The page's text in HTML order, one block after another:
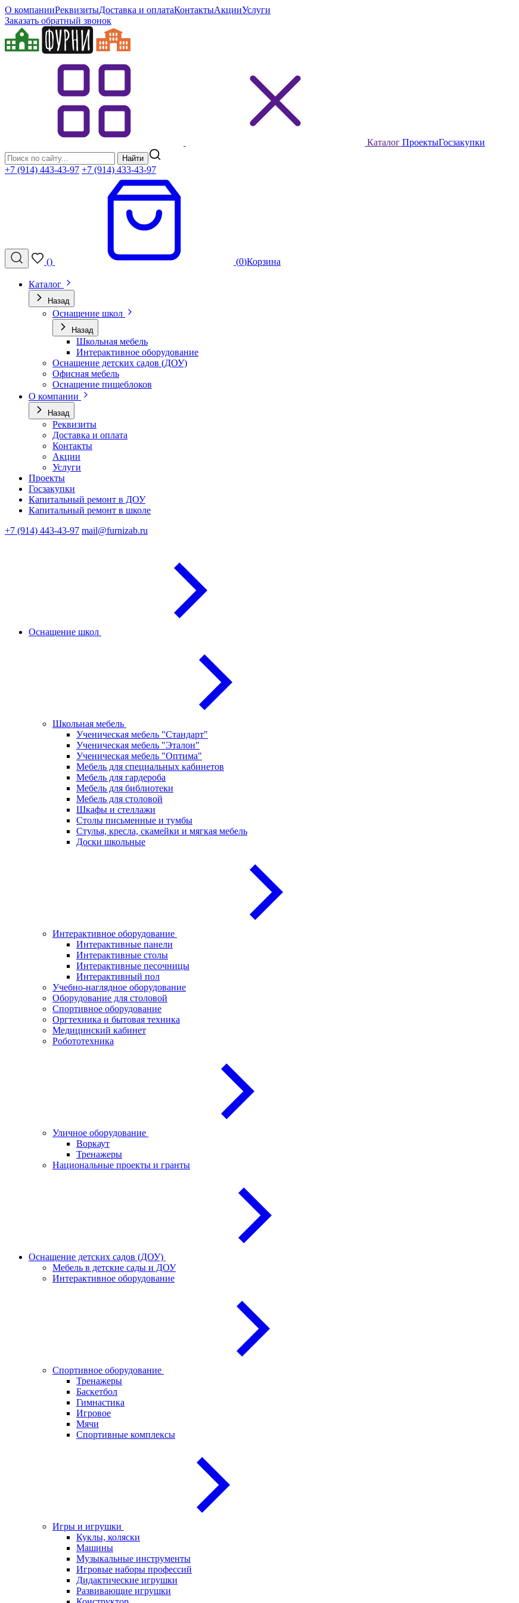
О компанииРеквизитыДоставка и оплатаКонтактыАкцииУслуги
Заказать обратный звонок
Каталог ПроектыГосзакупки
Найти
+7 (914) 443-43-97 +7 (914) 433-43-97
() (0)Корзина
Каталог
Назад
Оснащение школ
Назад
Школьная мебель
Интерактивное оборудование
Оснащение детских садов (ДОУ)
Офисная мебель
Оснащение пищеблоков
О компании
Назад
Реквизиты
Доставка и оплата
Контакты
Акции
Услуги
Проекты
Госзакупки
Капитальный ремонт в ДОУ
Капитальный ремонт в школе
+7 (914) 443-43-97 mail@furnizab.ru
Оснащение школ
Школьная мебель
Ученическая мебель "Стандарт"
Ученическая мебель "Эталон"
Ученическая мебель "Оптима"
Мебель для специальных кабинетов
Мебель для гардероба
Мебель для библиотеки
Мебель для столовой
Шкафы и стеллажи
Столы письменные и тумбы
Стулья, кресла, скамейки и мягкая мебель
Доски школьные
Интерактивное оборудование
Интерактивные панели
Интерактивные столы
Интерактивные песочницы
Интерактивный пол
Учебно-наглядное оборудование
Оборудование для столовой
Спортивное оборудование
Оргтехника и бытовая техника
Медицинский кабинет
Робототехника
Уличное оборудование
Воркаут
Тренажеры
Национальные проекты и гранты
Оснащение детских садов (ДОУ)
Мебель в детские сады и ДОУ
Интерактивное оборудование
Спортивное оборудование
Тренажеры
Баскетбол
Гимнастика
Игровое
Мячи
Спортивные комплексы
Игры и игрушки
Куклы, коляски
Машины
Музыкальные инструменты
Игровые наборы профессий
Дидактические игрушки
Развивающие игрушки